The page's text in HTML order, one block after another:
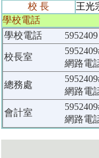
校 長
王光
學校電話
學校電話
5952409
校長室
網路電
總務處
網路電
會計室
網路電